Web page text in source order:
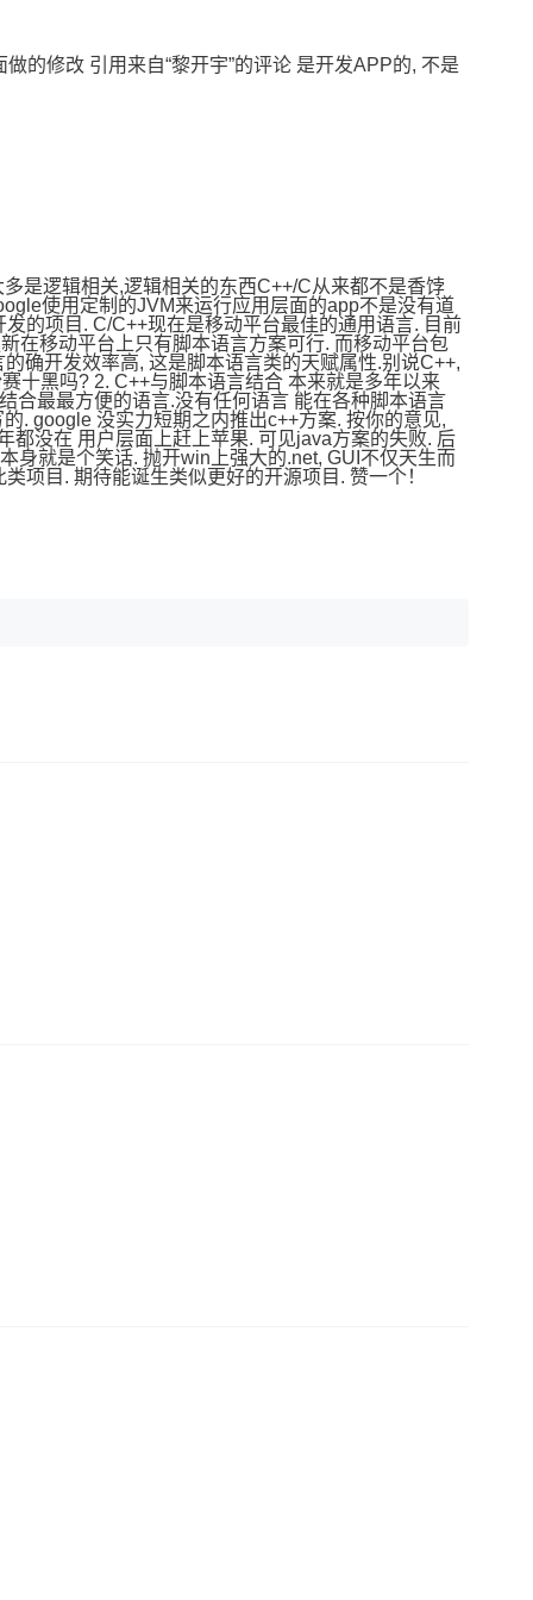
的修改 引用来自“黎开宇”的评论 是开发APP的, 不是
是逻辑相关,逻辑相关的东西C++/C从来都不是香饽
使用定制的JVM来运行应用层面的app不是没有道
的项目. C/C++现在是移动平台最佳的通用语言. 目前
在移动平台上只有脚本语言方案可行. 而移动平台包
确开发效率高, 这是脚本语言类的天赋属性.别说C++,
十黑吗? 2. C++与脚本语言结合 本来就是多年以来
合最最方便的语言.没有任何语言 能在各种脚本语言
. google 没实力短期之内推出c++方案. 按你的意见,
都没在 用户层面上赶上苹果. 可见java方案的失败. 后
身就是个笑话. 抛开win上强大的.net, GUI不仅天生而
项目. 期待能诞生类似更好的开源项目. 赞一个！